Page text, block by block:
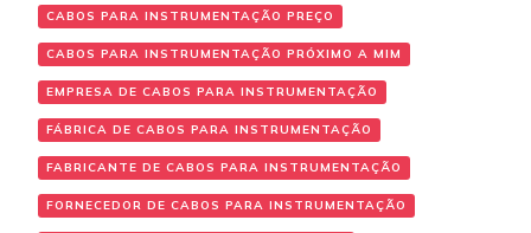
CABOS PARA INSTRUMENTAÇÃO PREÇO
CABOS PARA INSTRUMENTAÇÃO PRÓXIMO A MIM
EMPRESA DE CABOS PARA INSTRUMENTAÇÃO
FÁBRICA DE CABOS PARA INSTRUMENTAÇÃO
FABRICANTE DE CABOS PARA INSTRUMENTAÇÃO
FORNECEDOR DE CABOS PARA INSTRUMENTAÇÃO